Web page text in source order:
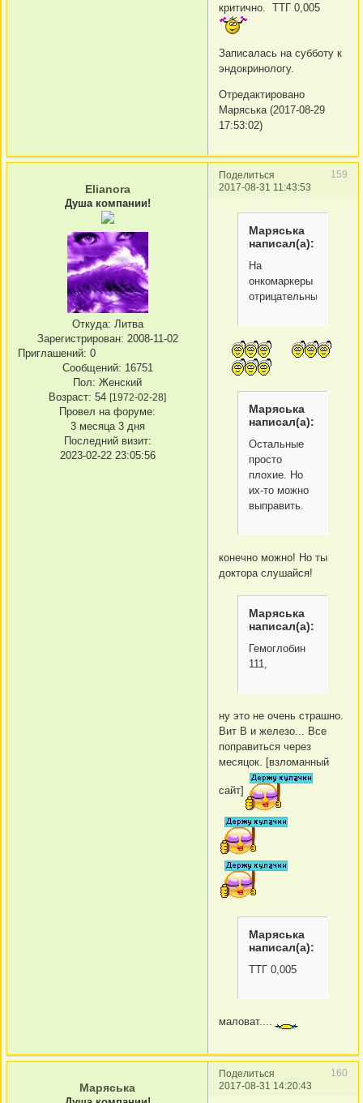
критично. ТТГ 0,005
Записалась на субботу к
эндокринологу.
Отредактировано
Маряська (2017-08-29
17:53:02)
Поделиться
159
2017-08-31 11:43:53
Elianora
Душа компании!
Откуда: Литва
Зарегистрирован: 2008-11-02
Приглашений: 0
Сообщений: 16751
Пол: Женский
Возраст: 54 [1972-02-28]
Провел на форуме:
3 месяца 3 дня
Последний визит:
2023-02-22 23:05:56
Маряська
написал(а):
На
онкомаркеры
отрицательный.
Маряська
написал(а):
Остальные
просто
плохие. Но
их-то можно
выправить.
конечно можно! Но ты
доктора слушайся!
Маряська
написал(а):
Гемоглобин
111,
ну это не очень страшно.
Вит В и железо... Все
поправиться через
месяцок. [взломанный
сайт]
Маряська
написал(а):
ТТГ 0,005
маловат....
Поделиться
160
2017-08-31 14:20:43
Маряська